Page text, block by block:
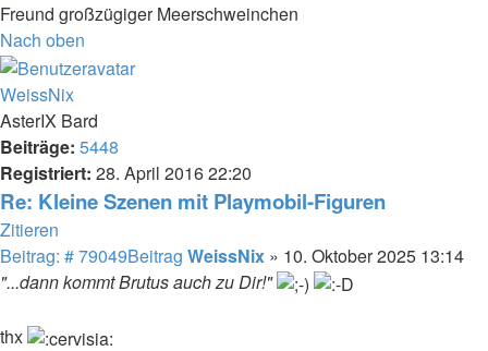
Freund großzügiger Meerschweinchen
Nach oben
WeissNix
AsterIX Bard
Beiträge: 5448
Registriert: 28. April 2016 22:20
Re: Kleine Szenen mit Playmobil-Figuren
Zitieren
Beitrag: # 79049Beitrag WeissNix » 10. Oktober 2025 13:14
"...dann kommt Brutus auch zu Dir!"
thx